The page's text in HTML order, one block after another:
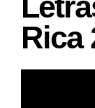
Rica